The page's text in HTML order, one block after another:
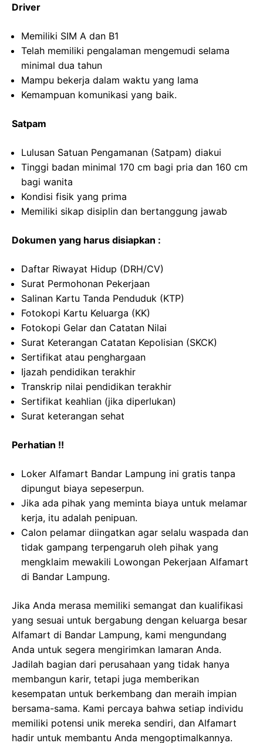
Driver
Memiliki SIM A dan B1
Telah memiliki pengalaman mengemudi selama
minimal dua tahun
Mampu bekerja dalam waktu yang lama
Kemampuan komunikasi yang baik.
Satpam
Lulusan Satuan Pengamanan (Satpam) diakui
Tinggi badan minimal 170 cm bagi pria dan 160 cm
bagi wanita
Kondisi fisik yang prima
Memiliki sikap disiplin dan bertanggung jawab
Dokumen yang harus disiapkan :
Daftar Riwayat Hidup (DRH/CV)
Surat Permohonan Pekerjaan
Salinan Kartu Tanda Penduduk (KTP)
Fotokopi Kartu Keluarga (KK)
Fotokopi Gelar dan Catatan Nilai
Surat Keterangan Catatan Kepolisian (SKCK)
Sertifikat atau penghargaan
Ijazah pendidikan terakhir
Transkrip nilai pendidikan terakhir
Sertifikat keahlian (jika diperlukan)
Surat keterangan sehat
Perhatian !!
Loker Alfamart Bandar Lampung ini gratis tanpa
dipungut biaya sepeserpun.
Jika ada pihak yang meminta biaya untuk melamar
kerja, itu adalah penipuan.
Calon pelamar diingatkan agar selalu waspada dan
tidak gampang terpengaruh oleh pihak yang
mengklaim mewakili Lowongan Pekerjaan Alfamart
di Bandar Lampung.
Jika Anda merasa memiliki semangat dan kualifikasi
yang sesuai untuk bergabung dengan keluarga besar
Alfamart di Bandar Lampung, kami mengundang
Anda untuk segera mengirimkan lamaran Anda.
Jadilah bagian dari perusahaan yang tidak hanya
membangun karir, tetapi juga memberikan
kesempatan untuk berkembang dan meraih impian
bersama-sama. Kami percaya bahwa setiap individu
memiliki potensi unik mereka sendiri, dan Alfamart
hadir untuk membantu Anda mengoptimalkannya.